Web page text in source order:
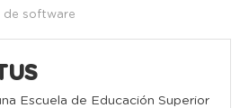
de software
Escuela de Educación Superior